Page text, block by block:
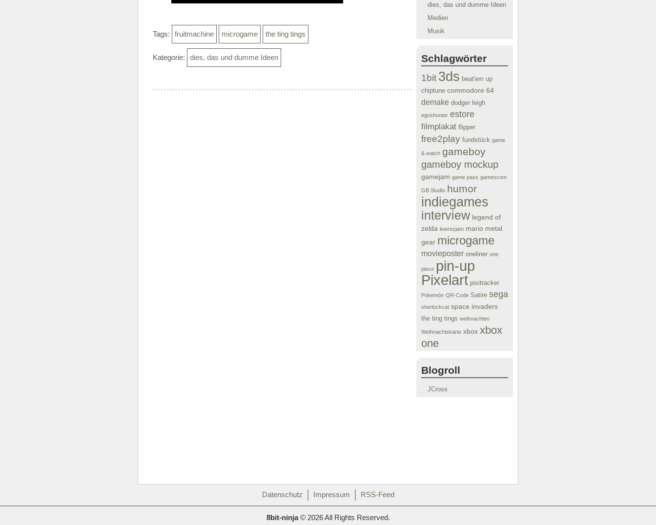
Tags: fruitmachine microgame the ting tings
Kategorie: dies, das und dumme Ideen
dies, das und dumme Ideen
Medien
Musik
Schlagwörter
1bit 3ds beat'em up
chiptune commodore 64
demake dodger leigh
egoshooter estore
filmplakat flipper
free2play fundstück game
& watch gameboy
gameboy mockup
gamejam game pass gamescom
GB Studio humor
indiegames
interview legend of
zelda lowrezjam mario metal
gear microgame
movieposter oneliner one
piece pin-up
Pixelart pixitracker
Pokemón QR-Code Satire sega
sherlockcat space invaders
the ting tings weihnachten
Weihnachtskarte xbox xbox
one
Blogroll
JCross
Datenschutz Impressum RSS-Feed
8bit-ninja© 2026 All Rights Reserved.